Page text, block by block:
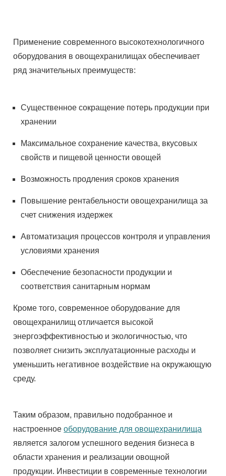
Применение современного высокотехнологичного
оборудования в овощехранилищах обеспечивает
ряд значительных преимуществ:
Существенное сокращение потерь продукции при
хранении
Максимальное сохранение качества, вкусовых
свойств и пищевой ценности овощей
Возможность продления сроков хранения
Повышение рентабельности овощехранилища за
счет снижения издержек
Автоматизация процессов контроля и управления
условиями хранения
Обеспечение безопасности продукции и
соответствия санитарным нормам
Кроме того, современное оборудование для
овощехранилищ отличается высокой
энергоэффективностью и экологичностью, что
позволяет снизить эксплуатационные расходы и
уменьшить негативное воздействие на окружающую
среду.
Таким образом, правильно подобранное и
настроенноеоборудование для овощехранилища
является залогом успешного ведения бизнеса в
области хранения и реализации овощной
продукции. Инвестиции в современные технологии